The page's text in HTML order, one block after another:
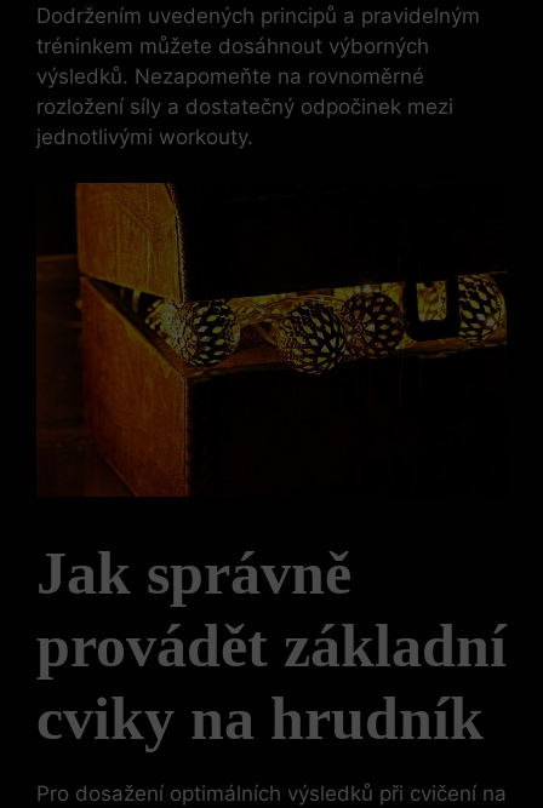
Dodržením uvedených principů a pravidelným
tréninkem můžete dosáhnout výborných
výsledků. Nezapomeňte na rovnoměrné
rozložení síly a dostatečný odpočinek mezi
jednotlivými workouty.
Jak správně
provádět základní
cviky na hrudník
Pro dosažení optimálních výsledků při cvičení na